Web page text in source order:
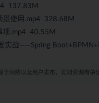
137.83M
使用.mp4 328.68M
项.mp4 40.55M
实战——Spring
于网络以及用户发布，如对资源有争